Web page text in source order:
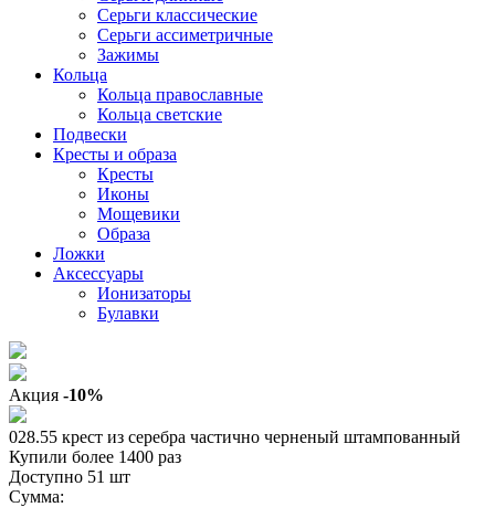
Серьги классические
Серьги ассиметричные
Зажимы
Кольца
Кольца православные
Кольца светские
Подвески
Кресты и образа
Кресты
Иконы
Мощевики
Образа
Ложки
Аксессуары
Ионизаторы
Булавки
Акция -10%
028.55 крест из серебра частично черненый штампованный
Купили более 1400 раз
Доступно 51 шт
Сумма: